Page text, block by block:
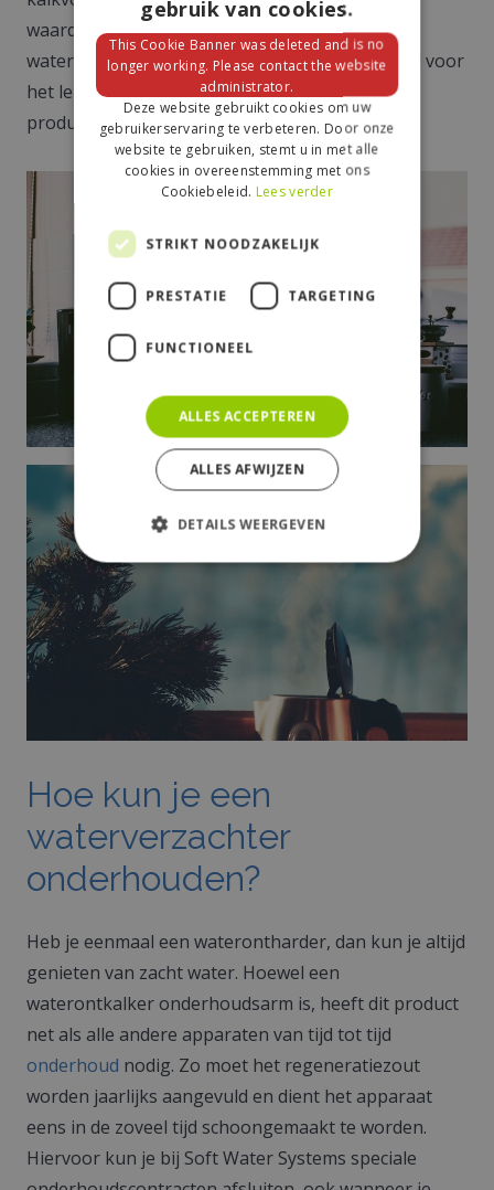
waardoor de kalk geheel verdwijnt. Een
waterontharder als ontkalker is dus zowel goed voor
het leidingwater als voor de huishoudelijke
producten die hier gebruik van maken.
Hoe kun je een
waterverzachter
onderhouden?
Heb je eenmaal een waterontharder, dan kun je altijd
genieten van zacht water. Hoewel een
waterontkalker onderhoudsarm is, heeft dit product
net als alle andere apparaten van tijd tot tijd
onderhoud nodig. Zo moet het regeneratiezout
worden jaarlijks aangevuld en dient het apparaat
eens in de zoveel tijd schoongemaakt te worden.
Hiervoor kun je bij Soft Water Systems speciale
gebruik van cookies.
This Cookie Banner was deleted and is no
longer working. Please contact the website
administrator.
Deze website gebruikt cookies om uw
gebruikerservaring te verbeteren. Door onze
website te gebruiken, stemt u in met alle
cookies in overeenstemming met ons
Cookiebeleid. Lees verder
STRIKT NOODZAKELIJK
PRESTATIE TARGETING
FUNCTIONEEL
ALLES ACCEPTEREN
ALLES AFWIJZEN
DETAILS WEERGEVEN